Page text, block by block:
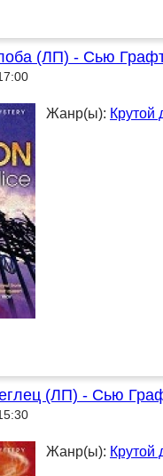
(ЛП) - Сью
Жанр(ы): Крутой
(ЛП) - Сью
Жанр(ы): Крутой